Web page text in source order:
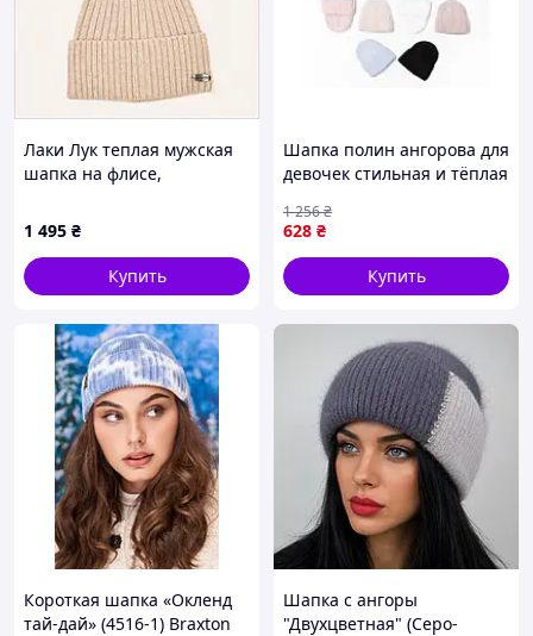
Лаки Лук теплая мужская
шапка на флисе,
1 495 ₴
Купить
Шапка полин ангорова для
девочек стильная и тёплая
628 ₴
1 256₴
Купить
Короткая шапка «Окленд
тай-дай» (4516-1) Braxton
Шапка с ангоры
"Двухцветная" (Серо-